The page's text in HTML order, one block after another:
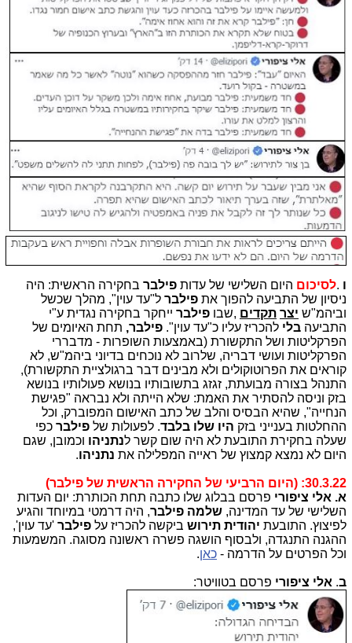
ו .לסיכום היום השלישי של עדות פילבר בחקירה הראשית: היה
ניסיון של התביעה להפוך את פילבר ל"עד עוין", מהלך שכשל
וביהמ"ש יצר תקדים ,שבו פילבר ייחקר בחקירה נגדית ע"י
התביעה בלי להכריז עליו כ"עד עוין". פילבר, תחת האיומים של
הפרקליטות ושל התקשורת (באמצעות השופרות - מדבררי
הפרקליטות ועושי דבריה, שלרוב לא נוכחים בדיוני ביהמ"ש, לא
קוראים את הפרוטוקולים ולא מבינים דבר ברגולציית התקשורת),
התנהל בצורה מבועתת, זגזג בתשובותיו בנושא פעולותיו בנושא
בזק וניסה להסתיר את האמת: שלא הייתה ולא נבראה "פגישת
הנחייה", שהיא הבסיס והלב של כתב האישום המפוברק, וכל
ההחלטות בענייני בזק היו שלו בלבד. לפעולות של פילבר כפי
שעלה בחקירת התובעת לא היה שום קשר לנתניהו וכמובן, שגם
היום לא נמצא קמצוץ של ראייה המפלילה את נתניהו.
30.3.22: (היום הרביעי של החקירה הראשית של פילבר)
א. אלי ציפורי פרסם בבלוג שלו כתבה תחת הכותרת: יום העדות
השלישי של עד המדינה, שלמה פילבר, היה דרמטי במיוחד והגיע
לפיצוץ. התובעת יהודית תירוש ביקשה להכריז על פילבר 'עד עוין',
ההגנה התנגדה, ולבסוף הושגה פשרה ראשונה מסוגה. המשמעות
וכל הפרטים על הדרמה - כאן.
ב. אלי ציפורי פרסם בטוויטר: